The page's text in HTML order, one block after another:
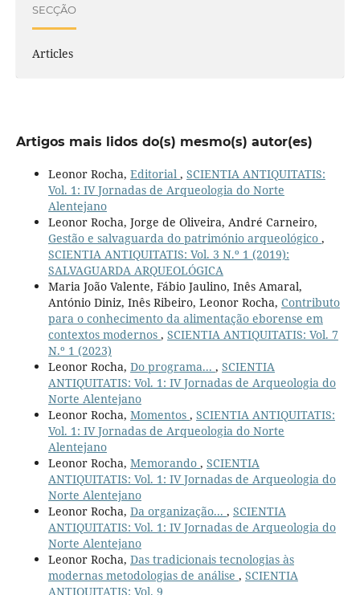
SECÇÃO
Articles
Artigos mais lidos do(s) mesmo(s) autor(es)
Leonor Rocha, Editorial , SCIENTIA ANTIQUITATIS:
Vol. 1: IV Jornadas de Arqueologia do Norte
Alentejano
Leonor Rocha, Jorge de Oliveira, André Carneiro,
Gestão e salvaguarda do património arqueológico ,
SCIENTIA ANTIQUITATIS: Vol. 3 N.º 1 (2019):
SALVAGUARDA ARQUEOLÓGICA
Maria João Valente, Fábio Jaulino, Inês Amaral,
António Diniz, Inês Ribeiro, Leonor Rocha, Contributo
para o conhecimento da alimentação eborense em
contextos modernos , SCIENTIA ANTIQUITATIS: Vol. 7
N.º 1 (2023)
Leonor Rocha, Do programa... , SCIENTIA
ANTIQUITATIS: Vol. 1: IV Jornadas de Arqueologia do
Norte Alentejano
Leonor Rocha, Momentos , SCIENTIA ANTIQUITATIS:
Vol. 1: IV Jornadas de Arqueologia do Norte
Alentejano
Leonor Rocha, Memorando , SCIENTIA
ANTIQUITATIS: Vol. 1: IV Jornadas de Arqueologia do
Norte Alentejano
Leonor Rocha, Da organização... , SCIENTIA
ANTIQUITATIS: Vol. 1: IV Jornadas de Arqueologia do
Norte Alentejano
Leonor Rocha, Das tradicionais tecnologias às
modernas metodologias de análise , SCIENTIA
ANTIQUITATIS: Vol. 9